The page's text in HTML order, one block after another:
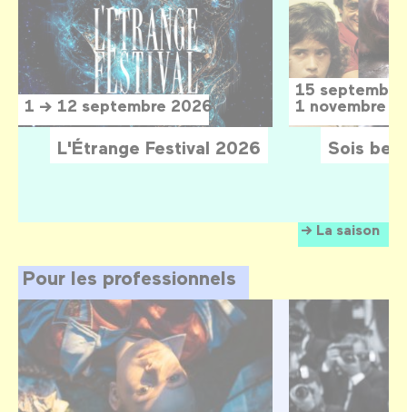
La saison
1 → 12 septembre 2026
L'Étrange Festival 2026
15
1 novembre
Sois
Pour les professionnels